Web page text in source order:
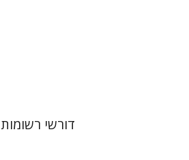
דורשי רשומות